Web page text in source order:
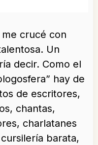
crucé con
Un
decir. Como el
hay de
de escritores,
chantas,
charlatanes
barata,